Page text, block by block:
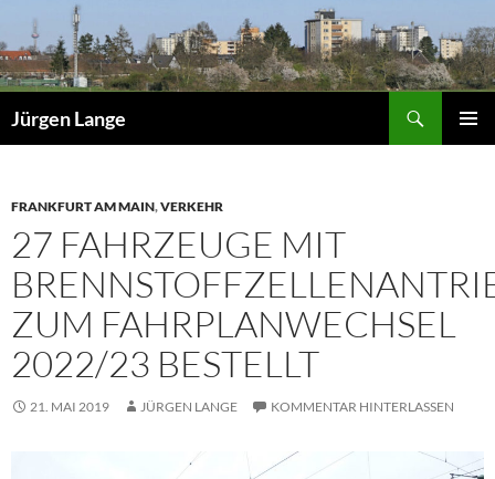
Inhalt
springen
Jürgen Lange
FRANKFURT AM MAIN,VERKEHR
27 FAHRZEUGE MIT
ZUM FAHRPLANWECHSEL
2022/23 BESTELLT
21. MAI 2019 JÜRGEN LANGE KOMMENTAR HINTERLASSEN